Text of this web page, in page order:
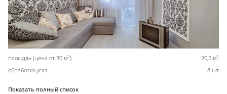
площадь (цена от 30 м2) 20,5 м2
обработка угла 8 шт
Показать полный список